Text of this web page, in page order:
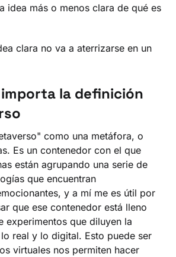
idea más o menos clara de qué es
clara no va a aterrizarse en un
la definición
como una metáfora, o
Es un contenedor con el que
están agrupando una serie de
que encuentran
y a mí me es útil por
que ese contenedor está lleno
experimentos que diluyen la
real y lo digital. Esto puede ser
virtuales nos permiten hacer